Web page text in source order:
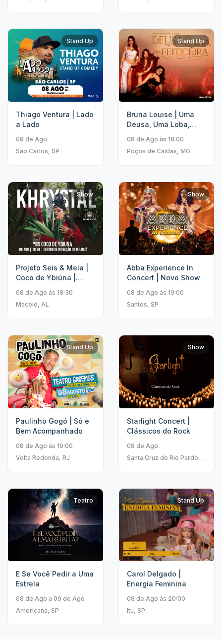
Stand Up
Thiago Ventura | Lado
a Lado
08 de Ago
São Carlos, SP
Stand Up
Bruna Louise | Uma
Deusa, Uma Loba,
08 de Ago às 18:00
Poços de Caldas, MG
Show
Projeto Seis & Meia |
Coco de Ybiúna |
08 de Ago às 18:30
Maceió, AL
Show
Abba Experience In
Concert | Novo Show
08 de Ago às 19:00
Santos, SP
Stand Up
Paulinho Gogó | Só e
Bem Acompanhado
08 de Ago às 19:00
Volta Redonda, RJ
Show
Starlight Concert |
Clássicos do Rock
08 de Ago
Santa Cruz do Rio Pardo,
Teatro
E Se Você Pedir a Uma
Estrela
08 de Ago a 09 de Ago
Americana, SP
Stand Up
Carol Delgado |
Energia Feminina
08 de Ago às 20:00
Itu, SP